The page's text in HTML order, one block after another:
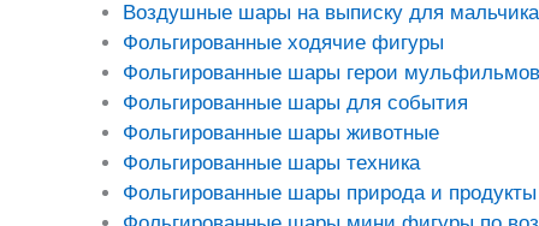
Воздушные шары на выписку для мальчика
Фольгированные ходячие фигуры
Фольгированные шары герои мульфильмов
Фольгированные шары для события
Фольгированные шары животные
Фольгированные шары техника
Фольгированные шары природа и продукты